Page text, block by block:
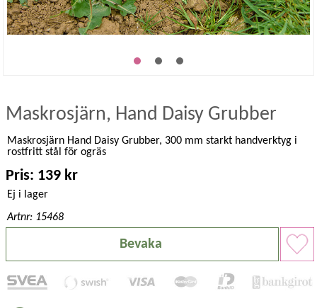
Maskrosjärn, Hand Daisy Grubber
Maskrosjärn Hand Daisy Grubber, 300 mm starkt handverktyg i
rostfritt stål för ogräs
Pris: 139 kr
Ej i lager
Artnr: 15468
Bevaka